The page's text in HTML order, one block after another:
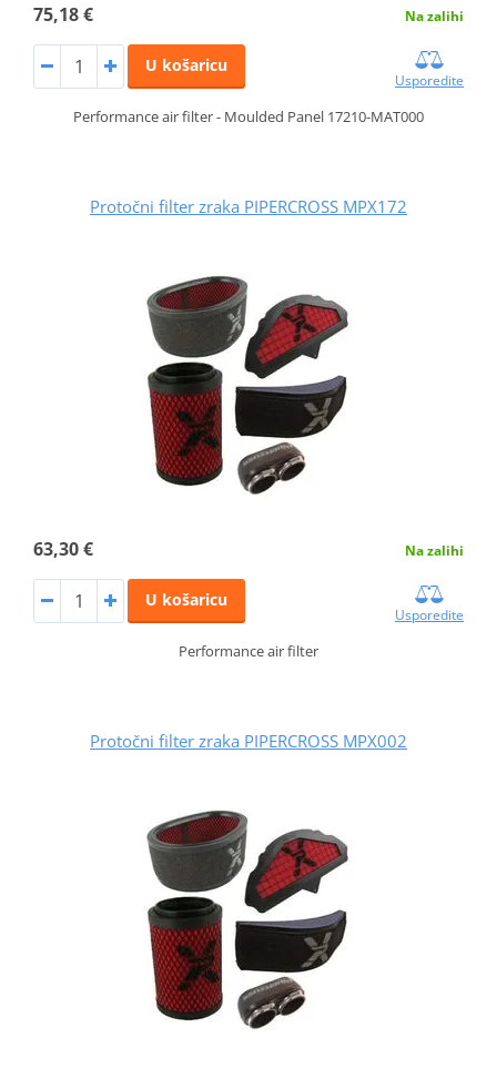
75,18 € Na zalihi
U košaricu
Usporedite
Performance air filter - Moulded Panel 17210-MAT000
Protočni filter zraka PIPERCROSS MPX172
63,30 € Na zalihi
U košaricu
Usporedite
Performance air filter
Protočni filter zraka PIPERCROSS MPX002